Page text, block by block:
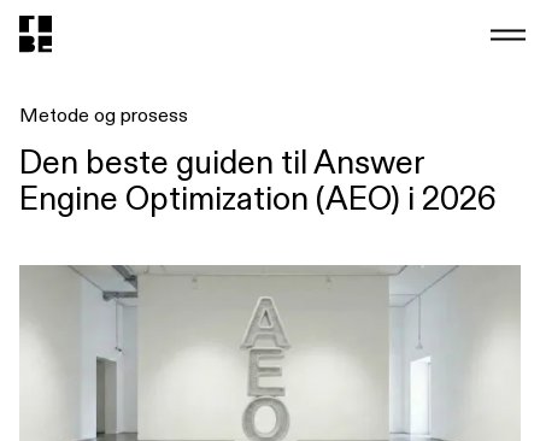
Metode og prosess
Den beste guiden til Answer
Engine Optimization (AEO) i 2026